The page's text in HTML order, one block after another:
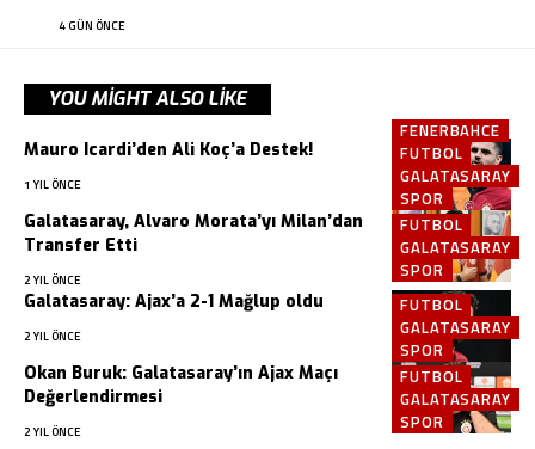
4 GÜN ÖNCE
YOU MIGHT ALSO LIKE
FENERBAHCE
FUTBOL
GALATASARAY
SPOR
Mauro Icardi’den Ali Koç’a Destek!
1 YIL ÖNCE
FUTBOL
GALATASARAY
SPOR
Galatasaray, Alvaro Morata’yı Milan’dan
Transfer Etti
2 YIL ÖNCE
FUTBOL
GALATASARAY
SPOR
Galatasaray: Ajax’a 2-1 Mağlup oldu
2 YIL ÖNCE
FUTBOL
GALATASARAY
SPOR
Okan Buruk: Galatasaray’ın Ajax Maçı
Değerlendirmesi
2 YIL ÖNCE